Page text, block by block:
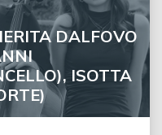
DALFOVO
ISOTTA